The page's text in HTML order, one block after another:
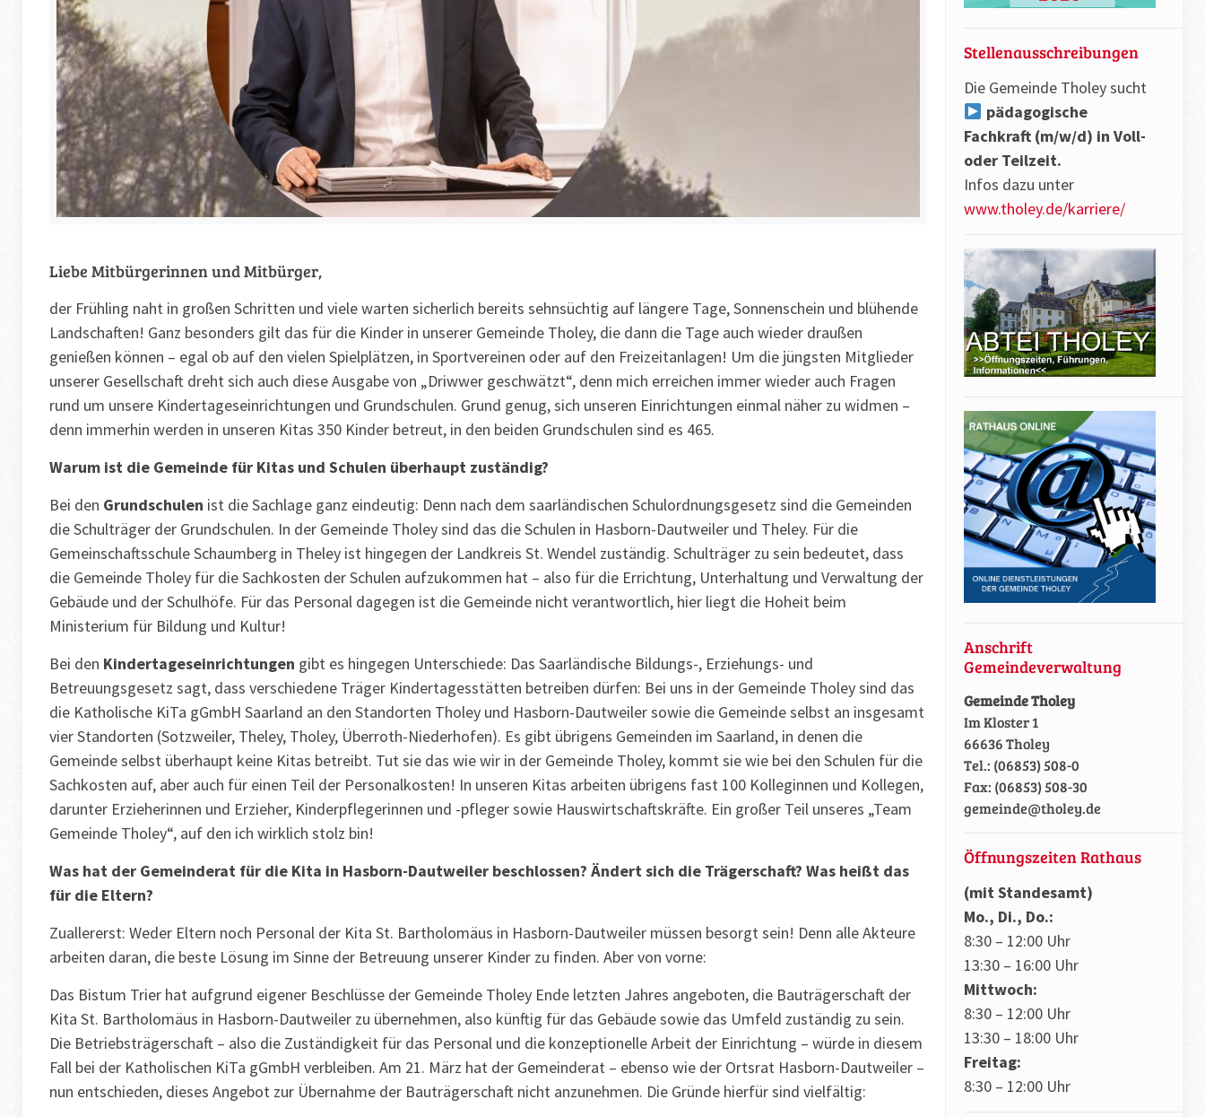
Liebe Mitbürgerinnen und Mitbürger,
der Frühling naht in großen Schritten und viele warten sicherlich bereits sehnsüchtig auf längere Tage, Sonnenschein und blühende
Landschaften! Ganz besonders gilt das für die Kinder in unserer Gemeinde Tholey, die dann die Tage auch wieder draußen
genießen können – egal ob auf den vielen Spielplätzen, in Sportvereinen oder auf den Freizeitanlagen! Um die jüngsten Mitglieder
unserer Gesellschaft dreht sich auch diese Ausgabe von „Driwwer geschwätzt“, denn mich erreichen immer wieder auch Fragen
rund um unsere Kindertageseinrichtungen und Grundschulen. Grund genug, sich unseren Einrichtungen einmal näher zu widmen –
denn immerhin werden in unseren Kitas 350 Kinder betreut, in den beiden Grundschulen sind es 465.
Warum ist die Gemeinde für Kitas und Schulen überhaupt zuständig?
Bei den Grundschulen ist die Sachlage ganz eindeutig: Denn nach dem saarländischen Schulordnungsgesetz sind die Gemeinden
die Schulträger der Grundschulen. In der Gemeinde Tholey sind das die Schulen in Hasborn-Dautweiler und Theley. Für die
Gemeinschaftsschule Schaumberg in Theley ist hingegen der Landkreis St. Wendel zuständig. Schulträger zu sein bedeutet, dass
die Gemeinde Tholey für die Sachkosten der Schulen aufzukommen hat – also für die Errichtung, Unterhaltung und Verwaltung der
Gebäude und der Schulhöfe. Für das Personal dagegen ist die Gemeinde nicht verantwortlich, hier liegt die Hoheit beim
Ministerium für Bildung und Kultur!
Bei den Kindertageseinrichtungen gibt es hingegen Unterschiede: Das Saarländische Bildungs-, Erziehungs- und
Betreuungsgesetz sagt, dass verschiedene Träger Kindertagesstätten betreiben dürfen: Bei uns in der Gemeinde Tholey sind das
die Katholische KiTa gGmbH Saarland an den Standorten Tholey und Hasborn-Dautweiler sowie die Gemeinde selbst an insgesamt
vier Standorten (Sotzweiler, Theley, Tholey, Überroth-Niederhofen). Es gibt übrigens Gemeinden im Saarland, in denen die
Gemeinde selbst überhaupt keine Kitas betreibt. Tut sie das wie wir in der Gemeinde Tholey, kommt sie wie bei den Schulen für die
Sachkosten auf, aber auch für einen Teil der Personalkosten! In unseren Kitas arbeiten übrigens fast 100 Kolleginnen und Kollegen,
darunter Erzieherinnen und Erzieher, Kinderpflegerinnen und -pfleger sowie Hauswirtschaftskräfte. Ein großer Teil unseres „Team
Gemeinde Tholey“, auf den ich wirklich stolz bin!
Was hat der Gemeinderat für die Kita in Hasborn-Dautweiler beschlossen? Ändert sich die Trägerschaft? Was heißt das
für die Eltern?
Zuallererst: Weder Eltern noch Personal der Kita St. Bartholomäus in Hasborn-Dautweiler müssen besorgt sein! Denn alle Akteure
arbeiten daran, die beste Lösung im Sinne der Betreuung unserer Kinder zu finden. Aber von vorne:
Das Bistum Trier hat aufgrund eigener Beschlüsse der Gemeinde Tholey Ende letzten Jahres angeboten, die Bauträgerschaft der
Kita St. Bartholomäus in Hasborn-Dautweiler zu übernehmen, also künftig für das Gebäude sowie das Umfeld zuständig zu sein.
Die Betriebsträgerschaft – also die Zuständigkeit für das Personal und die konzeptionelle Arbeit der Einrichtung – würde in diesem
Fall bei der Katholischen KiTa gGmbH verbleiben. Am 21. März hat der Gemeinderat – ebenso wie der Ortsrat Hasborn-Dautweiler –
nun entschieden, dieses Angebot zur Übernahme der Bauträgerschaft nicht anzunehmen. Die Gründe hierfür sind vielfältig:
Stellenausschreibungen
Die Gemeinde Tholey sucht
pädagogische
Fachkraft (m/w/d) in Voll-
oder Teilzeit.
Infos dazu unter
www.tholey.de/karriere/
Anschrift
Gemeindeverwaltung
Gemeinde Tholey
Im Kloster 1
66636 Tholey
Tel.: (06853) 508-0
Fax: (06853) 508-30
gemeinde@tholey.de
Öffnungszeiten Rathaus
(mit Standesamt)
Mo., Di., Do.:
8:30 – 12:00 Uhr
13:30 – 16:00 Uhr
Mittwoch:
8:30 – 12:00 Uhr
13:30 – 18:00 Uhr
Freitag:
8:30 – 12:00 Uhr